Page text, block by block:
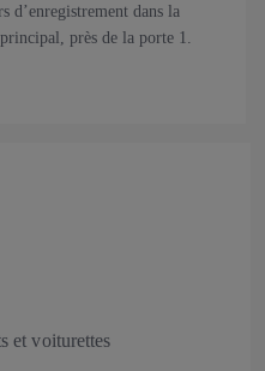
d’enregistrement dans la
près de la porte 1.
et voiturettes